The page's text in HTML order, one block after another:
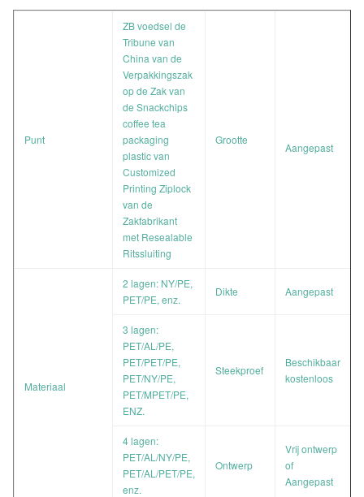
Punt
ZB voedsel de
Tribune van
China van de
Verpakkingszak
op de Zak van
de Snackchips
coffee tea
packaging
plastic van
Customized
Printing Ziplock
van de
Zakfabrikant
met Resealable
Ritssluiting
Grootte
Aangepast
Materiaal
2 lagen: NY/PE,
PET/PE, enz.
Dikte Aangepast
3 lagen:
PET/AL/PE,
PET/PET/PE,
PET/NY/PE,
PET/MPET/PE,
ENZ.
Steekproef
Beschikbaar
kostenloos
4 lagen:
PET/AL/NY/PE,
PET/AL/PET/PE,
enz.
Ontwerp
Vrij ontwerp
of
Aangepast